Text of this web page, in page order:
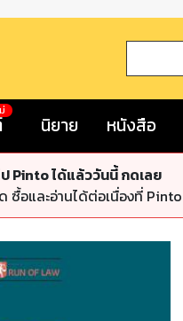
นิยาย หนังสือ
Pinto ได้แล้ววันนี้ กดเลย
ซื้อและอ่านได้ต่อเนื่องที่ Pinto